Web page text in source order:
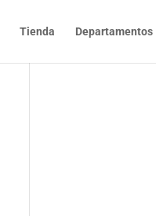
Tienda Departamentos